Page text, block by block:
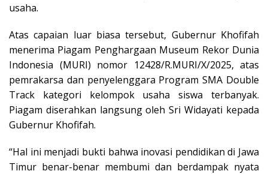
usaha.
Atas capaian luar biasa tersebut, Gubernur Khofifah
menerima Piagam Penghargaan Museum Rekor Dunia
Indonesia (MURI) nomor 12428/R.MURI/X/2025, atas
pemrakarsa dan penyelenggara Program SMA Double
Track kategori kelompok usaha siswa terbanyak.
Piagam diserahkan langsung oleh Sri Widayati kepada
Gubernur Khofifah.
“Hal ini menjadi bukti bahwa inovasi pendidikan di Jawa
Timur benar-benar membumi dan berdampak nyata